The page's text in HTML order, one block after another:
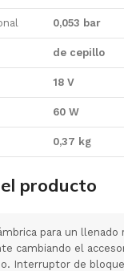
0,053 bar
de cepillo
18 V
60 W
0,37 kg
producto
para un
cambiando el
Interruptor de